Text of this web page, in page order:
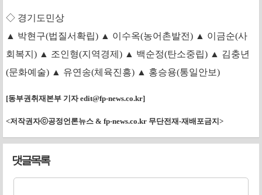
◇ 경기도민상
▲ 박현구(법질서확립) ▲ 이수옥(농어촌발전) ▲ 이금순(사
회복지) ▲ 조인형(지역경제) ▲ 백순정(탄소중립) ▲ 김충년
(문화예술) ▲ 유연송(체육진흥) ▲ 홍승용(통일안보)
[동부권취재본부 기자edit@fp-news.co.kr]
<저작권자ⓒ공정언론뉴스 & fp-news.co.kr 무단전재-재배포금지>
댓글목록